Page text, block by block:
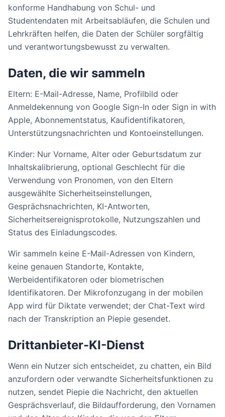
konforme Handhabung von Schul- und
Studentendaten mit Arbeitsabläufen, die Schulen und
Lehrkräften helfen, die Daten der Schüler sorgfältig
und verantwortungsbewusst zu verwalten.
Daten, die wir sammeln
Eltern: E-Mail-Adresse, Name, Profilbild oder
Anmeldekennung von Google Sign-In oder Sign in with
Apple, Abonnementstatus, Kaufidentifikatoren,
Unterstützungsnachrichten und Kontoeinstellungen.
Kinder: Nur Vorname, Alter oder Geburtsdatum zur
Inhaltskalibrierung, optional Geschlecht für die
Verwendung von Pronomen, von den Eltern
ausgewählte Sicherheitseinstellungen,
Gesprächsnachrichten, KI-Antworten,
Sicherheitsereignisprotokolle, Nutzungszahlen und
Status des Einladungscodes.
Wir sammeln keine E-Mail-Adressen von Kindern,
keine genauen Standorte, Kontakte,
Werbeidentifikatoren oder biometrischen
Identifikatoren. Der Mikrofonzugang in der mobilen
App wird für Diktate verwendet; der Chat-Text wird
nach der Transkription an Piepie gesendet.
Drittanbieter-KI-Dienst
Wenn ein Nutzer sich entscheidet, zu chatten, ein Bild
anzufordern oder verwandte Sicherheitsfunktionen zu
nutzen, sendet Piepie die Nachricht, den aktuellen
Gesprächsverlauf, die Bildaufforderung, den Vornamen